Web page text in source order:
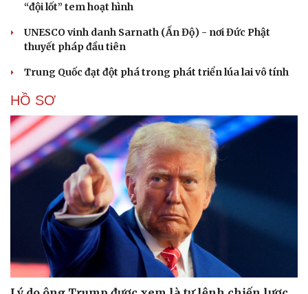
“đội lốt” tem hoạt hình
UNESCO vinh danh Sarnath (Ấn Độ) - nơi Đức Phật
thuyết pháp đầu tiên
Trung Quốc đạt đột phá trong phát triển lúa lai vô tính
HỒ SƠ